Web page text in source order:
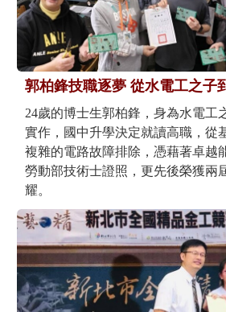
郭柏鋒技職逐夢 從水電工之子
24歲的博士生郭柏鋒，身為水電工
實作，國中升學決定就讀高職，從
複雜的電路故障排除，憑藉著卓越
勞動部技術士證照，更先後榮獲兩
耀。